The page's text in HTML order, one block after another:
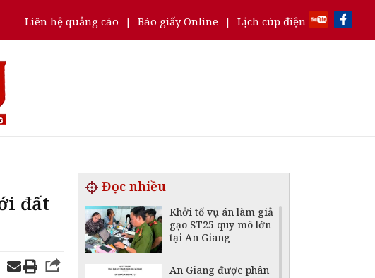
Liên hệ quảng cáo | Báo giấy Online | Lịch cúp điện
đất
Đọc nhiều
Khởi tố vụ án làm giả
gạo ST25 quy mô lớn
tại An Giang
An Giang được phân